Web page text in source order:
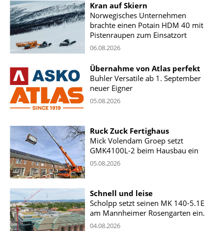
Kran auf Skiern
Norwegisches Unternehmen
brachte einen Potain HDM 40 mit
Pistenraupen zum Einsatzort
06.08.2026
Übernahme von Atlas perfekt
Buhler Versatile ab 1. September
neuer Eigner
05.08.2026
Ruck Zuck Fertighaus
Mick Volendam Groep setzt
GMK4100L-2 beim Hausbau ein
05.08.2026
Schnell und leise
Scholpp setzt seinen MK 140-5.1E
am Mannheimer Rosengarten ein.
04.08.2026